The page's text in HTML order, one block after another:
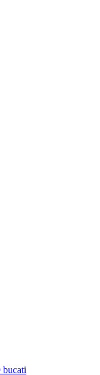
bucati